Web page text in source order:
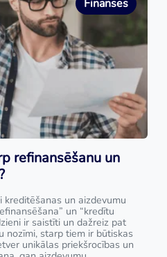
Finanses
refinansēšanu un
un aizdevumu
un “kredītu
ir saistīti un dažreiz pat
nozīmi, starp tiem ir būtiskas
unikālas priekšrocības un